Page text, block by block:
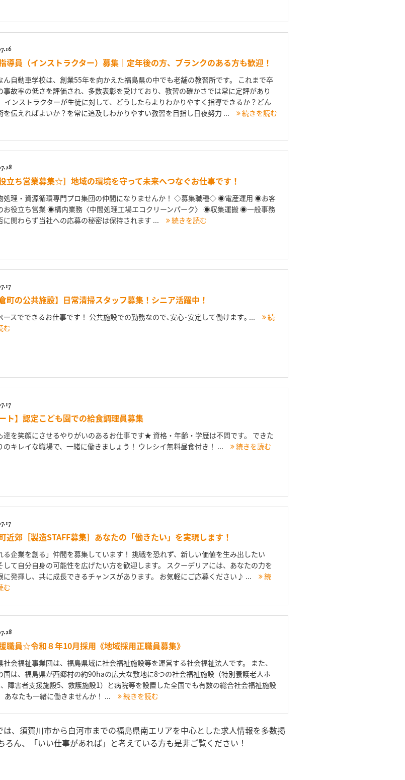
導員（インストラクター）募集｜定年後の方、ブランクのある方も歓迎！
ん自動車学校は、創業55年を向かえた福島県の中でも老舗の教習所です。 これまで卒
事故率の低さを評価され、多数表彰を受けており、教習の確かさでは常に定評があり
インストラクターが生徒に対して、どうしたらよりわかりやすく指導できるか？どん
を伝えればよいか？を常に追及しわかりやすい教習を目指し日夜努力 ... 続きを読む
役立ち営業募集☆］地域の環境を守って未来へつなぐお仕事です！
処理・資源循環専門プロ集団の仲間になりませんか！ ◇募集職種◇ ◉電産運用 ◉お客
お役立ち営業 ◉構内業務〈中間処理工場エコクリーンパーク〉 ◉収集運搬 ◉一般事務
に関わらず当社への応募の秘密は保持されます ... 続きを読む
倉町の公共施設】日常清掃スタッフ募集！シニア活躍中！
ースでできるお仕事です！ 公共施設での勤務なので､安心･安定して働けます｡ ... 続
む
ート】認定こども園での給食調理員募集
達を笑顔にさせるやりがいのあるお仕事です★ 資格・年齢・学歴は不問です。 できた
のキレイな職場で、一緒に働きましょう！ ウレシイ無料昼食付き！ ... 続きを読む
近郊［製造STAFF募集］あなたの「働きたい」を実現します！
る企業を創る」仲間を募集しています！ 挑戦を恐れず、新しい価値を生み出したい
して自分自身の可能性を広げたい方を歓迎します。 スクーデリアには、あなたの力を
に発揮し、共に成長できるチャンスがあります。 お気軽にご応募ください♪ ... 続
む
職員☆令和８年10月採用《地域採用正職員募集》
社会福祉事業団は、福島県域に社会福祉施設等を運営する社会福祉法人です。 また、
国は、福島県が西郷村の約90haの広大な敷地に8つの社会福祉施設（特別養護老人ホ
障害者支援施設5、救護施設1）と病院等を設置した全国でも有数の総合社会福祉施設
あなたも一緒に働きませんか！ ... 続きを読む
は、須賀川市から白河市までの福島県南エリアを中心とした求人情報を多数掲
ん、「いい仕事があれば」と考えている方も是非ご覧ください！